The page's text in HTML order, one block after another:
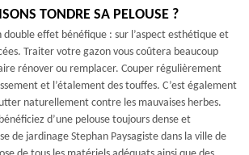
TONDRE SA PELOUSE ?
double effet bénéfique : sur l’aspect esthétique et
Traiter votre gazon vous coûtera beaucoup
rénover ou remplacer. Couper régulièrement
et l’étalement des touffes. C’est également
naturellement contre les mauvaises herbes.
d’une pelouse toujours dense et
de jardinage Stephan Paysagiste dans la ville de